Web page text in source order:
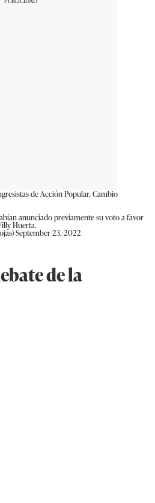
de Acción Popular, Cambio
anunciado previamente su voto a favor
Huerta.
September 23, 2022
de la